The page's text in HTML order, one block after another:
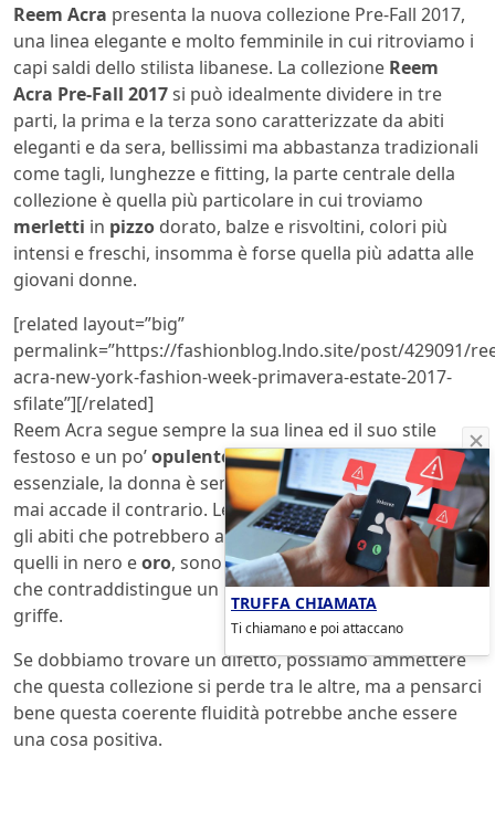
Reem Acra presenta la nuova collezione Pre-Fall 2017,
una linea elegante e molto femminile in cui ritroviamo i
capi saldi dello stilista libanese. La collezione Reem
Acra Pre-Fall 2017si può idealmente dividere in tre
parti, la prima e la terza sono caratterizzate da abiti
eleganti e da sera, bellissimi ma abbastanza tradizionali
come tagli, lunghezze e fitting, la parte centrale della
collezione è quella più particolare in cui troviamo
merletti in pizzo dorato, balze e risvoltini, colori più
intensi e freschi, insomma è forse quella più adatta alle
giovani donne.
[related layout=”big”
permalink=”https://fashionblog.lndo.site/post/429091/
acra-new-york-fashion-week-primavera-estate-2017-
sfilate”][/related]
Reem Acra segue sempre la sua linea ed il suo stile
festoso e un po’opulentoma, allo stesso tempo, anche
essenziale, la donna è sempre al centro dei suoi abiti e
mai accade il contrario. Le linee sono leggere ed anche
gli abiti che potrebbero apparire più “pesanti” come
quelli in nero eoro, sono toccati da quella grazia gentile
che contraddistingue un po’ tutto il mondo di questa
griffe.
Se dobbiamo trovare un difetto, possiamo ammettere
che questa collezionesi perde tra le altre, ma a pensarci
bene questa coerente fluidità potrebbe anche essere
una cosa positiva.
TRUFFA CHIAMATA
Ti chiamano e poi attaccano